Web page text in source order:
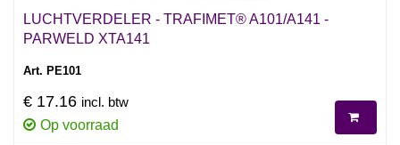
LUCHTVERDELER - TRAFIMET® A101/A141 -
PARWELD XTA141
Art. PE101
€ 17.16 incl. btw
Op voorraad